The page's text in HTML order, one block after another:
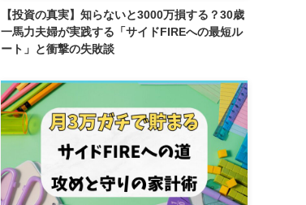
【投資の真実】知らないと3000万損する？30歳
一馬力夫婦が実践する「サイドFIREへの最短ル
ート」と衝撃の失敗談